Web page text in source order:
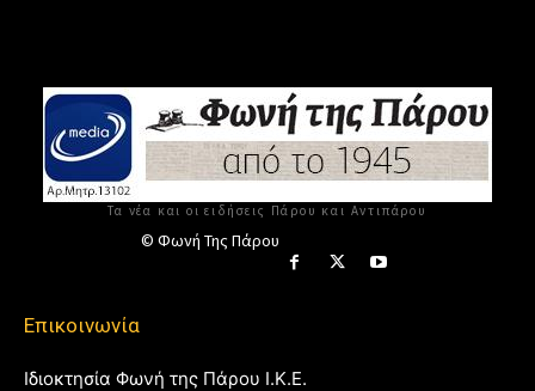
Τα νέα και οι ειδήσεις Πάρου και Αντιπάρου
© Φωνή Της Πάρου
Επικοινωνία
Ιδιοκτησία Φωνή της Πάρου Ι.Κ.Ε.